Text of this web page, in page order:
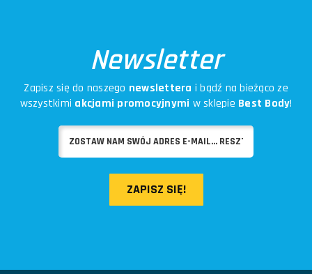
Newsletter
Zapisz się do naszego newslettera i bądź na bieżąco ze
wszystkimi akcjami promocyjnymi w sklepie Best Body!
ZAPISZ SIĘ!